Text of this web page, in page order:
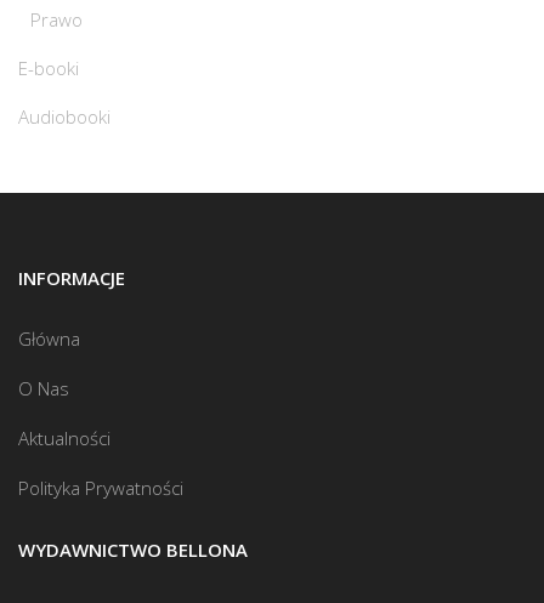
Prawo
E-booki
Audiobooki
INFORMACJE
Główna
O Nas
Aktualności
Polityka Prywatności
WYDAWNICTWO BELLONA